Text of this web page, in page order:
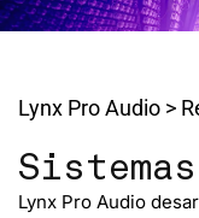
Lynx Pro Audio >
Lynx Pro Audio